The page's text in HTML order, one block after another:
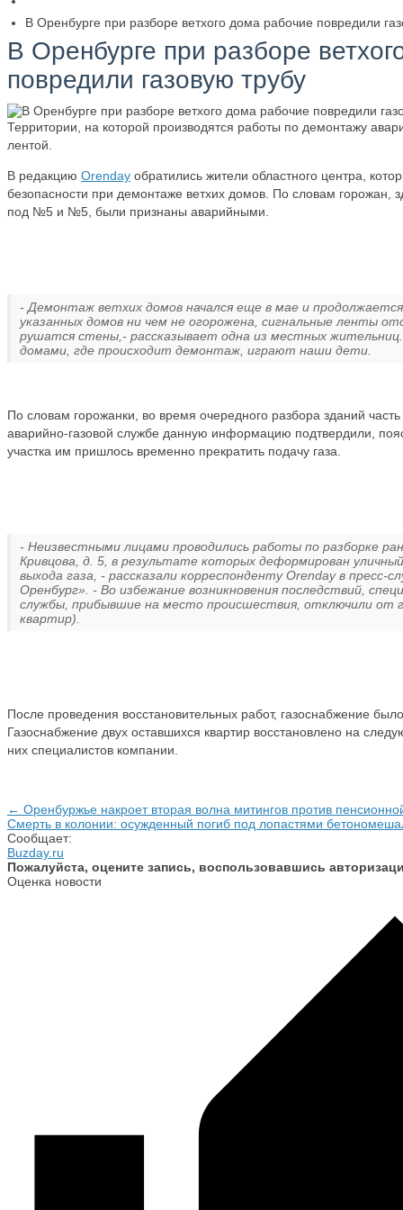
В Оренбурге при разборе ветхого дома рабочие повредили
В Оренбурге при разборе
повредили газовую трубу
Территории, на которой производятся работы по демонтажу
лентой.
В редакцию Orenday обратились жители областного центра,
безопасности при демонтаже ветхих домов. По словам горожан,
под №5 и №5, были признаны аварийными.
- Демонтаж ветхих домов начался еще в мае и
указанных домов ни чем не огорожена, сигнальные ленты
рушатся стены,- рассказывает одна из местных
домами, где происходит демонтаж, играют наши дети.
По словам горожанки, во время очередного разбора зданий
аварийно-газовой службе данную информацию подтвердили,
участка им пришлось временно прекратить подачу газа.
- Неизвестными лицами проводились работы по разборке
Кривцова, д. 5, в результате которых деформирован уличный
выхода газа, - рассказали корреспонденту Orenday в пресс-
Оренбург». - Во избежание возникновения последствий,
службы, прибывшие на место происшествия, отключили от
квартир).
После проведения восстановительных работ, газоснабжение
Газоснабжение двух оставшихся квартир восстановлено на
них специалистов компании.
← Оренбуржье накроет вторая волна митингов против
Смерть в колонии: осужденный погиб под лопастями
Сообщает:
Buzday.ru
Пожалуйста, оцените запись, воспользовавшись
Оценка новости